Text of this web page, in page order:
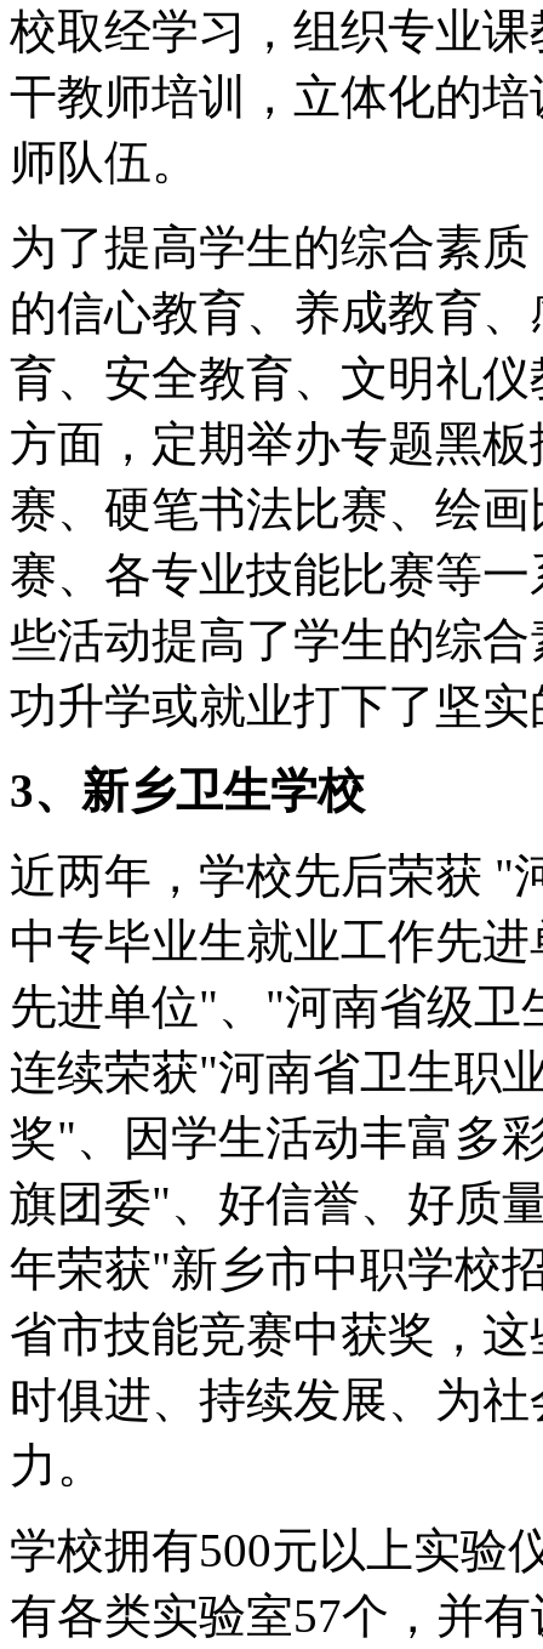
校取经学习，组织专业
干教师培训，立体化的
师队伍。
为了提高学生的综合素
的信心教育、养成教育
育、安全教育、文明礼
方面，定期举办专题黑
赛、硬笔书法比赛、绘
赛、各专业技能比赛等
些活动提高了学生的综
功升学或就业打下了坚
3、新乡卫生学校
近两年，学校先后荣获 "
中专毕业生就业工作先
先进单位"、"河南省级卫
连续荣获"河南省卫生职
奖"、因学生活动丰富多
旗团委"、好信誉、好质
年荣获"新乡市中职学校
省市技能竞赛中获奖，
时俱进、持续发展、为
力。
学校拥有500元以上实验
有各类实验室57个，并